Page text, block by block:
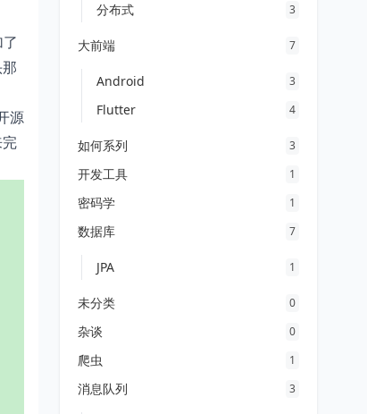
源
分布式 3
大前端 7
Android 3
Flutter 4
如何系列 3
开发工具 1
密码学 1
数据库 7
JPA 1
未分类 0
杂谈 0
爬虫 1
消息队列 3